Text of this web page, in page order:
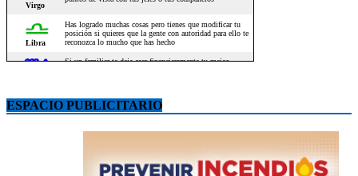
ESPACIO PUBLICITARIO